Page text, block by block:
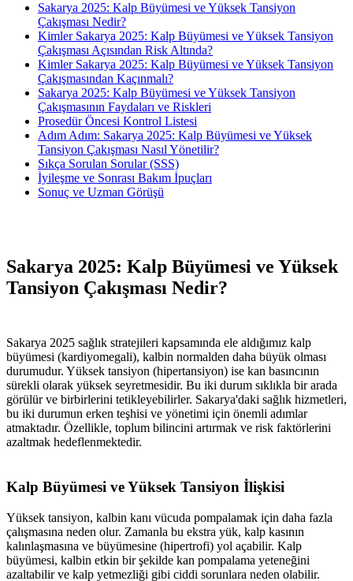
Sakarya 2025: Kalp Büyümesi ve Yüksek Tansiyon
Çakışması Nedir?
Kimler Sakarya 2025: Kalp Büyümesi ve Yüksek Tansiyon
Çakışması Açısından Risk Altında?
Kimler Sakarya 2025: Kalp Büyümesi ve Yüksek Tansiyon
Çakışmasından Kaçınmalı?
Sakarya 2025: Kalp Büyümesi ve Yüksek Tansiyon
Çakışmasının Faydaları ve Riskleri
Prosedür Öncesi Kontrol Listesi
Adım Adım: Sakarya 2025: Kalp Büyümesi ve Yüksek
Tansiyon Çakışması Nasıl Yönetilir?
Sıkça Sorulan Sorular (SSS)
İyileşme ve Sonrası Bakım İpuçları
Sonuç ve Uzman Görüşü
Sakarya 2025: Kalp Büyümesi ve Yüksek
Tansiyon Çakışması Nedir?
Sakarya 2025 sağlık stratejileri kapsamında ele aldığımız kalp
büyümesi (kardiyomegali), kalbin normalden daha büyük olması
durumudur. Yüksek tansiyon (hipertansiyon) ise kan basıncının
sürekli olarak yüksek seyretmesidir. Bu iki durum sıklıkla bir arada
görülür ve birbirlerini tetikleyebilirler. Sakarya'daki sağlık hizmetleri,
bu iki durumun erken teşhisi ve yönetimi için önemli adımlar
atmaktadır. Özellikle, toplum bilincini artırmak ve risk faktörlerini
azaltmak hedeflenmektedir.
Kalp Büyümesi ve Yüksek Tansiyon İlişkisi
Yüksek tansiyon, kalbin kanı vücuda pompalamak için daha fazla
çalışmasına neden olur. Zamanla bu ekstra yük, kalp kasının
kalınlaşmasına ve büyümesine (hipertrofi) yol açabilir. Kalp
büyümesi, kalbin etkin bir şekilde kan pompalama yeteneğini
azaltabilir ve kalp yetmezliği gibi ciddi sorunlara neden olabilir.